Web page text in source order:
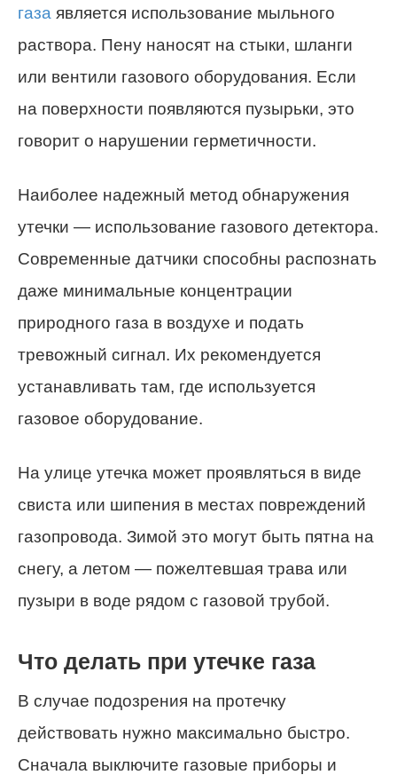
газа является использование мыльного
раствора. Пену наносят на стыки, шланги
или вентили газового оборудования. Если
на поверхности появляются пузырьки, это
говорит о нарушении герметичности.
Наиболее надежный метод обнаружения
утечки — использование газового детектора.
Современные датчики способны распознать
даже минимальные концентрации
природного газа в воздухе и подать
тревожный сигнал. Их рекомендуется
устанавливать там, где используется
газовое оборудование.
На улице утечка может проявляться в виде
свиста или шипения в местах повреждений
газопровода. Зимой это могут быть пятна на
снегу, а летом — пожелтевшая трава или
пузыри в воде рядом с газовой трубой.
Что делать при утечке газа
В случае подозрения на протечку
действовать нужно максимально быстро.
Сначала выключите газовые приборы и